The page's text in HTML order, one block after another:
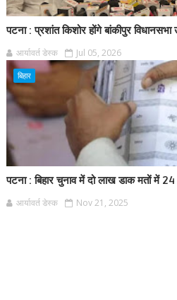
पटना : प्रशांत किशोर होंगे बांकीपुर
आर्यावर्त डेस्क Jul 05, 2026
बिहार
पटना : बिहार चुनाव में दो लाख डाक मतों में
आर्यावर्त डेस्क Nov 21, 2025